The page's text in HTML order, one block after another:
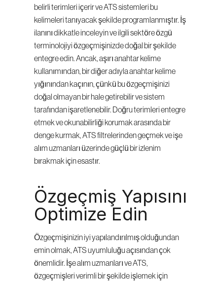
belirli terimleri içerir ve ATS sistemleri bu
kelimeleri tanıyacak şekilde programlanmıştır. İş
ilanını dikkatle inceleyin ve ilgili sektöre özgü
terminolojiyi özgeçmişinizde doğal bir şekilde
entegre edin. Ancak, aşırı anahtar kelime
kullanımından, bir diğer adıyla anahtar kelime
yığınından kaçının, çünkü bu özgeçmişinizi
doğal olmayan bir hale getirebilir ve sistem
tarafından işaretlenebilir. Doğru terimleri entegre
etmek ve okunabilirliği korumak arasında bir
denge kurmak, ATS filtrelerinden geçmek ve işe
alım uzmanları üzerinde güçlü bir izlenim
bırakmak için esastır.
Özgeçmiş Yapısını
Optimize Edin
Özgeçmişinizin iyi yapılandırılmış olduğundan
emin olmak, ATS uyumluluğu açısından çok
önemlidir. İşe alım uzmanları ve ATS,
özgeçmişleri verimli bir şekilde işlemek için